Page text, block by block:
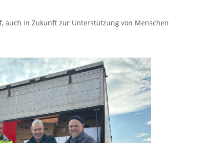
in Zukunft zur Unterstützung von Menschen